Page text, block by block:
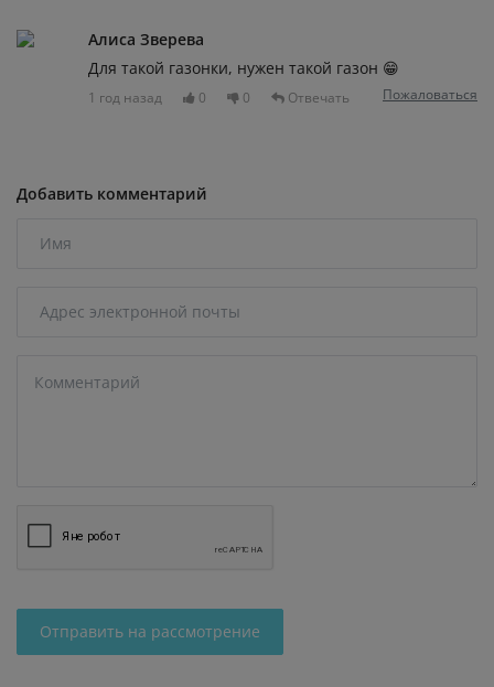
Алиса Зверева
Для такой газонки, нужен такой газон 😁
1 год назад 0 0 Отвечать Пожаловаться
Добавить комментарий
Отправить на рассмотрение